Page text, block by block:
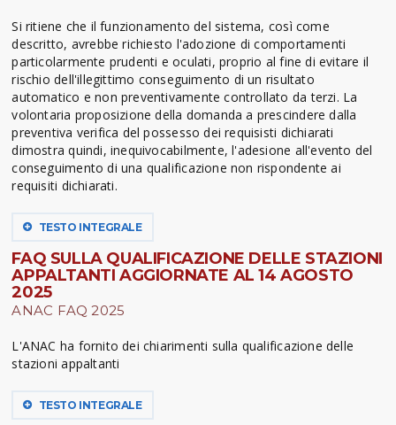
Si ritiene che il funzionamento del sistema, così come
descritto, avrebbe richiesto l'adozione di comportamenti
particolarmente prudenti e oculati, proprio al fine di evitare il
rischio dell'illegittimo conseguimento di un risultato
automatico e non preventivamente controllato da terzi. La
volontaria proposizione della domanda a prescindere dalla
preventiva verifica del possesso dei requisisti dichiarati
dimostra quindi, inequivocabilmente, l'adesione all'evento del
conseguimento di una qualificazione non rispondente ai
requisiti dichiarati.
TESTO INTEGRALE
FAQ SULLA QUALIFICAZIONE DELLE STAZIONI
APPALTANTI AGGIORNATE AL 14 AGOSTO
2025
ANAC FAQ 2025
L'ANAC ha fornito dei chiarimenti sulla qualificazione delle
stazioni appaltanti
TESTO INTEGRALE